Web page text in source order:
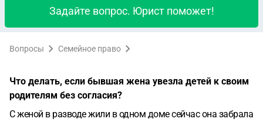
Задайте вопрос. Юрист поможет!
Вопросы Семейное право
Что делать, если бывшая жена увезла детей к своим
родителям без согласия?
С женой в разводе жили в одном доме сейчас она забрала